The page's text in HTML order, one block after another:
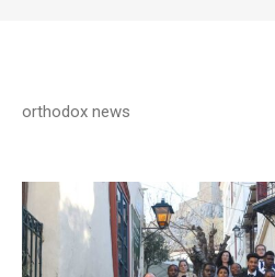
orthodox news